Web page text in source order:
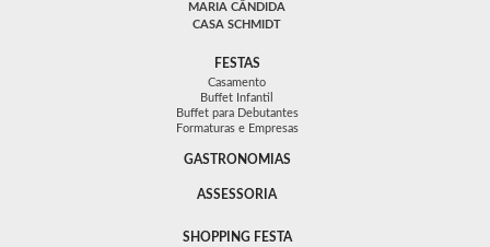
MARIA CÂNDIDA
CASA SCHMIDT
FESTAS
Casamento
Buffet Infantil
Buffet para Debutantes
Formaturas e Empresas
GASTRONOMIAS
ASSESSORIA
SHOPPING FESTA